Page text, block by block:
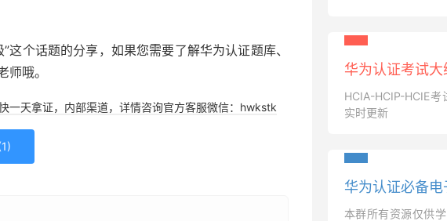
个话题的分享，如果您需要了解华为认证题库、
哦。
一天拿证，内部渠道，详情咨询官方客服微信：hwkstk
1)
华为认证考试大
HCIA-HCIP-HCIE
实时更新
华为认证必备
本群所有资源仅供